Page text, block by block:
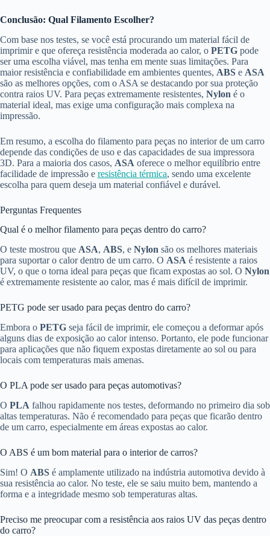
Conclusão: Qual Filamento Escolher?
Com base nos testes, se você está procurando um material fácil de
imprimir e que ofereça resistência moderada ao calor, o PETG pode
ser uma escolha viável, mas tenha em mente suas limitações. Para
maior resistência e confiabilidade em ambientes quentes, ABS e ASA
são as melhores opções, com o ASA se destacando por sua proteção
contra raios UV. Para peças extremamente resistentes, Nylon é o
material ideal, mas exige uma configuração mais complexa na
impressão.
Em resumo, a escolha do filamento para peças no interior de um carro
depende das condições de uso e das capacidades de sua impressora
3D. Para a maioria dos casos, ASA oferece o melhor equilíbrio entre
facilidade de impressão e resistência térmica, sendo uma excelente
escolha para quem deseja um material confiável e durável.
Perguntas Frequentes
Qual é o melhor filamento para peças dentro do carro?
O teste mostrou que ASA, ABS, e Nylon são os melhores materiais
para suportar o calor dentro de um carro. O ASA é resistente a raios
UV, o que o torna ideal para peças que ficam expostas ao sol. O Nylon
é extremamente resistente ao calor, mas é mais difícil de imprimir.
PETG pode ser usado para peças dentro do carro?
Embora o PETG seja fácil de imprimir, ele começou a deformar após
alguns dias de exposição ao calor intenso. Portanto, ele pode funcionar
para aplicações que não fiquem expostas diretamente ao sol ou para
locais com temperaturas mais amenas.
O PLA pode ser usado para peças automotivas?
O PLA falhou rapidamente nos testes, deformando no primeiro dia sob
altas temperaturas. Não é recomendado para peças que ficarão dentro
de um carro, especialmente em áreas expostas ao calor.
O ABS é um bom material para o interior de carros?
Sim! O ABS é amplamente utilizado na indústria automotiva devido à
sua resistência ao calor. No teste, ele se saiu muito bem, mantendo a
forma e a integridade mesmo sob temperaturas altas.
Preciso me preocupar com a resistência aos raios UV das peças dentro
do carro?